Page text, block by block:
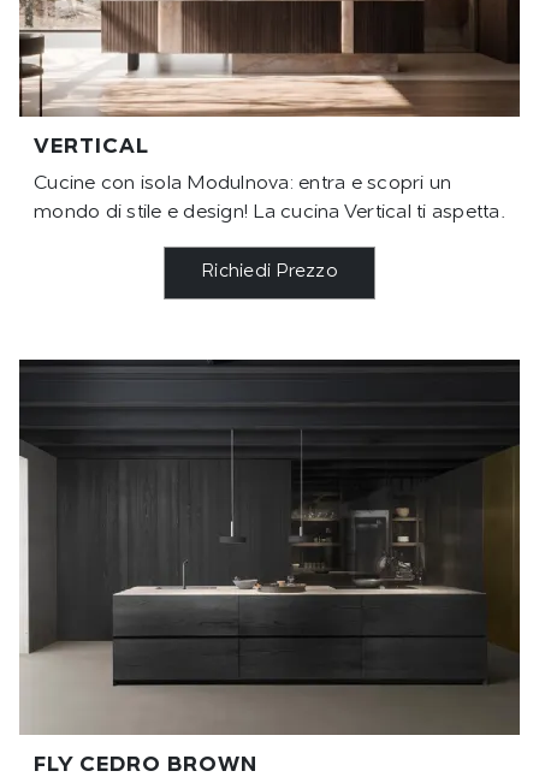
VERTICAL
Cucine con isola Modulnova: entra e scopri un
mondo di stile e design! La cucina Vertical ti aspetta.
Richiedi Prezzo
FLY CEDRO BROWN